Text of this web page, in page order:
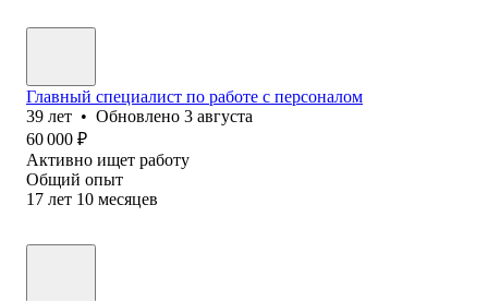
Главный специалист по работе с персоналом
39 лет • Обновлено 3 августа
60 000 ₽
Активно ищет работу
Общий опыт
17 лет 10 месяцев